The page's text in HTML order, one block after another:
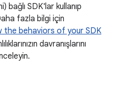
bağlı SDK'lar kullanıp
fazla bilgi için
the behaviors of your SDK
davranışlarını